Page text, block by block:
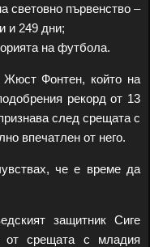
световно първенство –
и 249 дни;
на футбола.
Жюст Фонтен, който на
рекорд от 13
след срещата с
впечатлен от него.
че е време да
защитник Сиге
от срещата с младия